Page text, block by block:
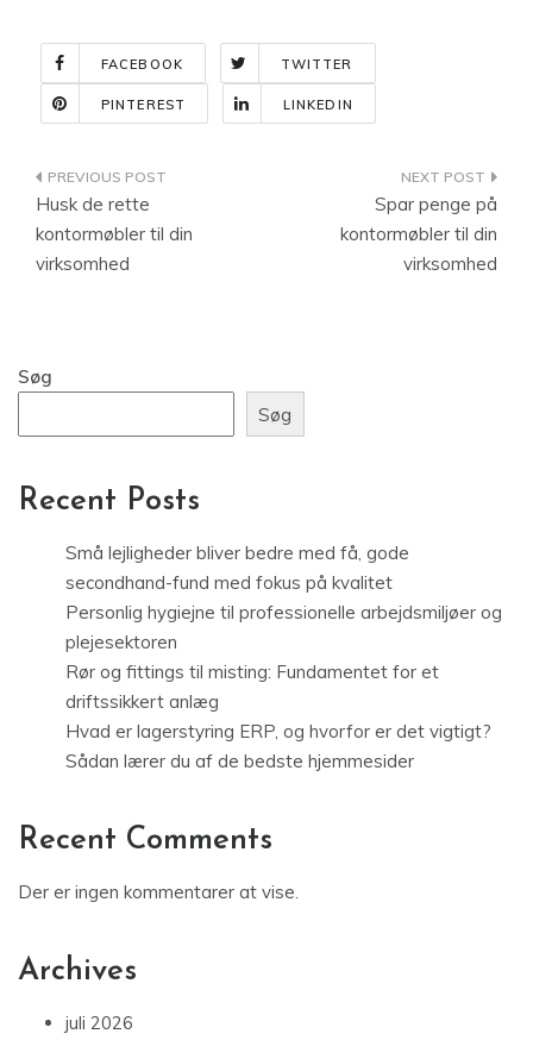
FACEBOOK TWITTER
PINTEREST LINKEDIN
Indlægsnavigation
Husk de rette
kontormøbler til din
virksomhed
Spar penge på
kontormøbler til din
virksomhed
Søg
Søg
Recent Posts
Små lejligheder bliver bedre med få, gode
secondhand-fund med fokus på kvalitet
Personlig hygiejne til professionelle arbejdsmiljøer og
plejesektoren
Rør og fittings til misting: Fundamentet for et
driftssikkert anlæg
Hvad er lagerstyring ERP, og hvorfor er det vigtigt?
Sådan lærer du af de bedste hjemmesider
Recent Comments
Der er ingen kommentarer at vise.
Archives
juli 2026